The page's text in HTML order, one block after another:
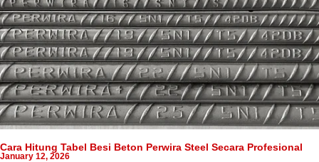
Cara Hitung Tabel Besi Beton Perwira Steel Secara Profesional
January 12, 2026